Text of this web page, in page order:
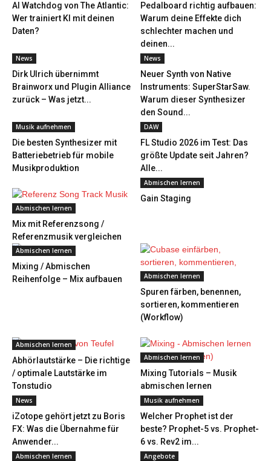
AI Watchdog von The Atlantic:
Wer trainiert KI mit deinen
Daten?
Pedalboard richtig aufbauen:
Warum deine Effekte dich
schlechter machen und
deinen...
News
Dirk Ulrich übernimmt
Brainworx und Plugin Alliance
zurück – Was jetzt...
News
Neuer Synth von Native
Instruments: SuperStarSaw.
Warum dieser Synthesizer
den Sound...
Musik aufnehmen
Die besten Synthesizer mit
Batteriebetrieb für mobile
Musikproduktion
DAW
FL Studio 2026 im Test: Das
größte Update seit Jahren?
Alle...
Abmischen lernen
Mix mit Referenzsong /
Referenzmusik vergleichen
Abmischen lernen
Gain Staging
Abmischen lernen
Mixing / Abmischen
Reihenfolge – Mix aufbauen
Abmischen lernen
Spuren färben, benennen,
sortieren, kommentieren
(Workflow)
Abmischen lernen
Abhörlautstärke – Die richtige
/ optimale Lautstärke im
Tonstudio
Abmischen lernen
Mixing Tutorials – Musik
abmischen lernen
News
iZotope gehört jetzt zu Boris
FX: Was die Übernahme für
Anwender...
Musik aufnehmen
Welcher Prophet ist der
beste? Prophet-5 vs. Prophet-
6 vs. Rev2 im...
Abmischen lernen Angebote